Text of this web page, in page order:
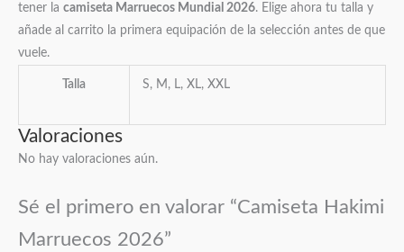
tener la camiseta Marruecos Mundial 2026. Elige ahora tu talla y
añade al carrito la primera equipación de la selección antes de que
vuele.
Talla S, M, L, XL, XXL
Valoraciones
No hay valoraciones aún.
Sé el primero en valorar “Camiseta Hakimi
Marruecos 2026”